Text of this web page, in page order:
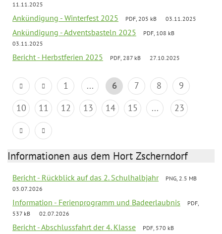
11.11.2025
Ankündigung - Winterfest 2025 PDF, 205 kB 03.11.2025
Ankündigung - Adventsbasteln 2025
PDF, 108 kB
03.11.2025
Bericht - Herbstferien 2025 PDF, 287 kB 27.10.2025
1 ... 6 7 8
9
10
11 12 13 14 15 ... 23
Informationen aus dem Hort Zscherndorf
Bericht - Rückblick auf das 2. Schulhalbjahr
PNG, 2.5 MB
03.07.2026
Information - Ferienprogramm und Badeerlaubnis
PDF,
537 kB
02.07.2026
Bericht - Abschlussfahrt der 4. Klasse
PDF, 570 kB